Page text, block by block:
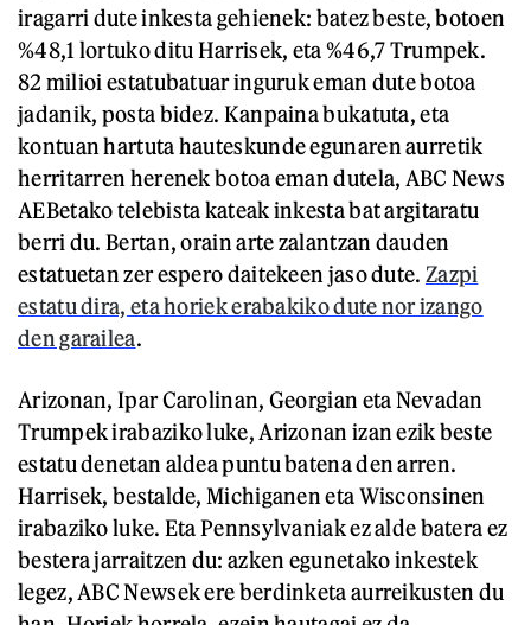
iragarri dute inkesta gehienek: batez beste, botoen
%48,1 lortuko ditu Harrisek, eta %46,7 Trumpek.
82 milioi estatubatuar inguruk eman dute botoa
jadanik, posta bidez. Kanpaina bukatuta, eta
kontuan hartuta hauteskunde egunaren aurretik
herritarren herenek botoa eman dutela, ABC News
AEBetako telebista kateak inkesta bat argitaratu
berri du. Bertan, orain arte zalantzan dauden
estatuetan zer espero daitekeen jaso dute. Zazpi
estatu dira, eta horiek erabakiko dute nor izango
den garailea.
Arizonan, Ipar Carolinan, Georgian eta Nevadan
Trumpek irabaziko luke, Arizonan izan ezik beste
estatu denetan aldea puntu batena den arren.
Harrisek, bestalde, Michiganen eta Wisconsinen
irabaziko luke. Eta Pennsylvaniak ez alde batera ez
bestera jarraitzen du: azken egunetako inkestek
legez, ABC Newsek ere berdinketa aurreikusten du